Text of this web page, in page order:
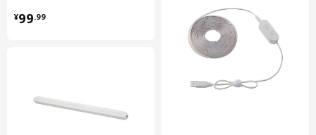
¥99.99
¥ 99.99